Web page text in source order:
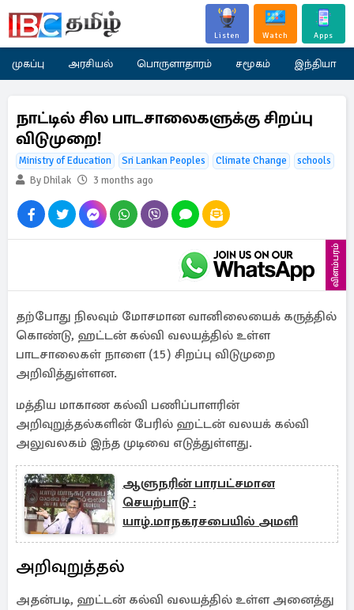
Listen Watch Apps
முகப்பு அரசியல் பொருளாதாரம் சமூகம் இந்தியா
நாட்டில் சில பாடசாலைகளுக்கு சிறப்பு
விடுமுறை!
Ministry of Education Sri Lankan Peoples Climate Change
schools
By Dhilak
3 months ago
விளம்பரம்
தற்போது நிலவும் மோசமான வானிலையைக் கருத்தில்
கொண்டு, ஹட்டன் கல்வி வலயத்தில் உள்ள
பாடசாலைகள் நாளை (15) சிறப்பு விடுமுறை
அறிவித்துள்ளன.
மத்திய மாகாண கல்வி பணிப்பாளரின்
அறிவுறுத்தல்களின் பேரில் ஹட்டன் வலயக் கல்வி
அலுவலகம் இந்த முடிவை எடுத்துள்ளது.
ஆளுநரின் பாரபட்சமான
செயற்பாடு :
யாழ்.மாநகரசபையில் அமளி
அறிவுறுத்தல்
அதன்படி, ஹட்டன் கல்வி வலயத்தில் உள்ள அனைத்து